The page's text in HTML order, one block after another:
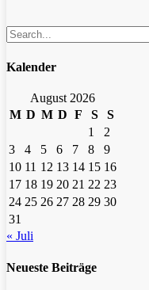
Kalender
August 2026
M D M D F S
S
1
2
3
4 5 6 7 8
9
10 11 12 13 14 15 16
17 18 19 20 21 22 23
24 25 26 27 28 29 30
31
« Juli
Neueste Beiträge